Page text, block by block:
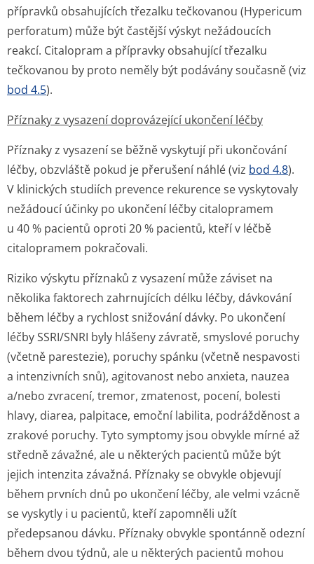
přípravků obsahujících třezalku tečkovanou (Hypericum
perforatum) může být častější výskyt nežádoucích
reakcí. Citalopram a přípravky obsahující třezalku
tečkovanou by proto neměly být podávány současně (viz
bod 4.5).
Příznaky z vysazení doprovázející ukončení léčby
Příznaky z vysazení se běžně vyskytují při ukončování
léčby, obzvláště pokud je přerušení náhlé (viz bod 4.8).
V klinických studiích prevence rekurence se vyskytovaly
nežádoucí účinky po ukončení léčby citalopramem
u 40 % pacientů oproti 20 % pacientů, kteří v léčbě
citalopramem pokračovali.
Riziko výskytu příznaků z vysazení může záviset na
několika faktorech zahrnujících délku léčby, dávkování
během léčby a rychlost snižování dávky. Po ukončení
léčby SSRI/SNRI byly hlášeny závratě, smyslové poruchy
(včetně parestezie), poruchy spánku (včetně nespavosti
a intenzivních snů), agitovanost nebo anxieta, nauzea
a/nebo zvracení, tremor, zmatenost, pocení, bolesti
hlavy, diarea, palpitace, emoční labilita, podrážděnost a
zrakové poruchy. Tyto symptomy jsou obvykle mírné až
středně závažné, ale u některých pacientů může být
jejich intenzita závažná. Příznaky se obvykle objevují
během prvních dnů po ukončení léčby, ale velmi vzácně
se vyskytly i u pacientů, kteří zapomněli užít
předepsanou dávku. Příznaky obvykle spontánně odezní
během dvou týdnů, ale u některých pacientů mohou